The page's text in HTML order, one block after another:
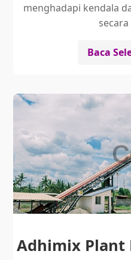
menghadapi kendala
Baca
Adhimix Plant